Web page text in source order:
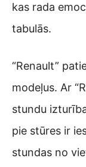
kas rada
tabulās.
“Renault”
modeļus. Ar
stundu
pie stūres ir
stundas no